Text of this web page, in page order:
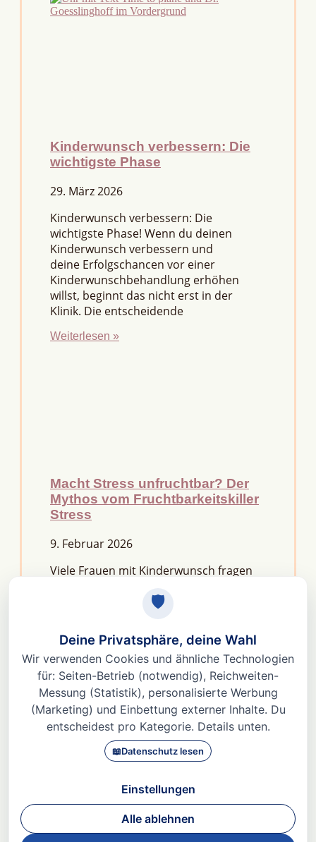
Kinderwunsch verbessern: Die
wichtigste Phase
29. März 2026
Kinderwunsch verbessern: Die
wichtigste Phase! Wenn du deinen
Kinderwunsch verbessern und
deine Erfolgschancen vor einer
Kinderwunschbehandlung erhöhen
willst, beginnt das nicht erst in der
Klinik. Die entscheidende
Weiterlesen »
Macht Stress unfruchtbar? Der
Mythos vom Fruchtbarkeitskiller
Stress
9. Februar 2026
Viele Frauen mit Kinderwunsch fragen
kurze Antwort lautet: Nein, aber er kann
Fruchtbarkeit aus dem Gleichgewicht
bringen. Denn Stress
Weiterlesen »